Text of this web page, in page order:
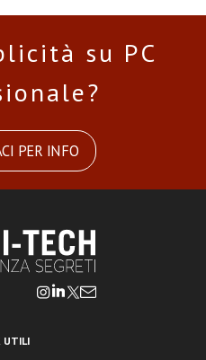
su PC
PER INFO
UTILI